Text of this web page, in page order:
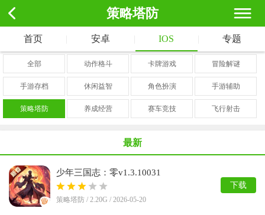
策略塔防
首页 安卓 IOS 专题
全部 动作格斗 卡牌游戏 冒险解谜
手游存档 休闲益智 角色扮演 手游辅助
策略塔防 养成经营 赛车竞技 飞行射击
最新
少年三国志：零v1.3.10031
策略塔防 / 2.20G / 2026-05-20
下载